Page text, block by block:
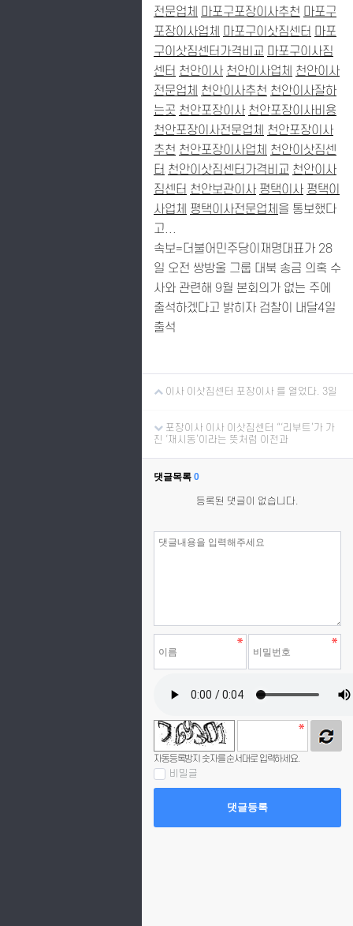
전문업체
마포구포장이사추천 마포구
포장이사업체
마포구이삿짐센터 마포
구이삿짐센터가격비교 마포구이사짐
센터 천안이사 천안이사업체 천안이사
전문업체 천안이사추천 천안이사잘하
는곳 천안포장이사 천안포장이사비용
천안포장이사전문업체 천안포장이사
추천 천안포장이사업체 천안이삿짐센
터 천안이삿짐센터가격비교 천안이사
짐센터 천안보관이사 평택이사 평택이
사업체 평택이사전문업체 을 통보했다
고...
속보=더불어민주당이재명대표가 28
일 오전 쌍방울 그룹 대북 송금 의혹 수
사와 관련해 9월 본회의가 없는 주에
출석하겠다고 밝히자 검찰이 내달4일
출석
이사 이삿짐센터 포장이사 를 열었다. 3일
포장이사 이사 이삿짐센터 “‘리부트’가 가
진 ‘재시동’이라는 뜻처럼 이전과
댓글목록 0
등록된 댓글이 없습니다.
자동등록방지 숫자를 순서대로 입력하세요.
비밀글
댓글등록